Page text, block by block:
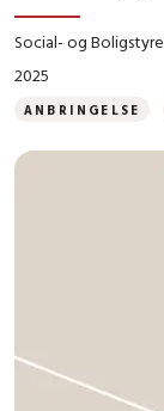
Social- og
2025
ANBRINGELSE